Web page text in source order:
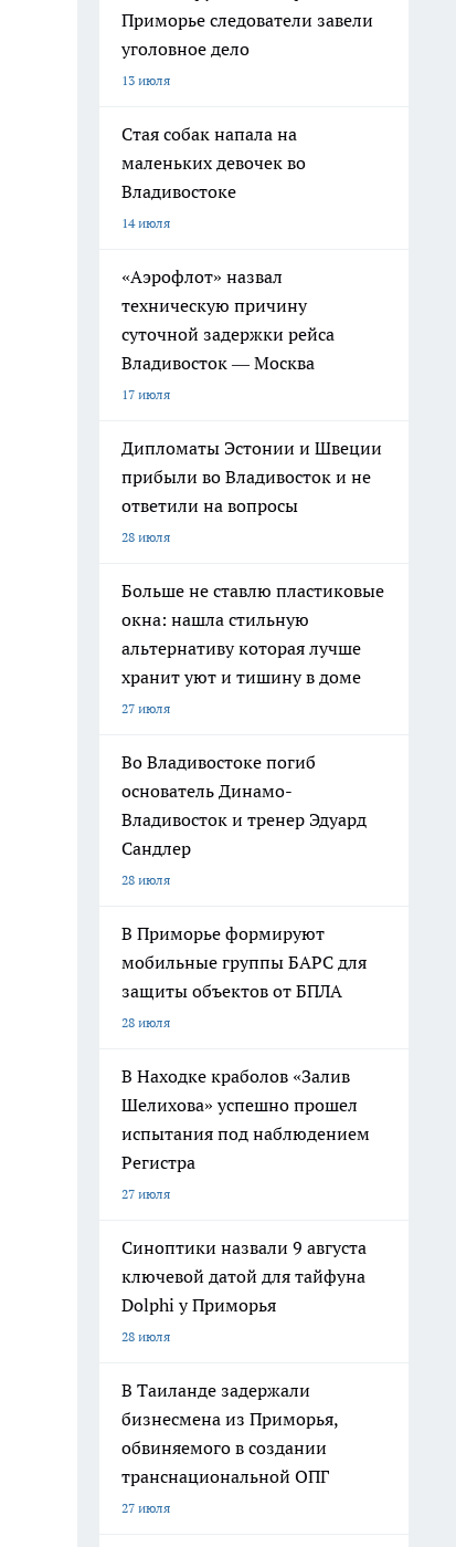
Приморье следователи завели
уголовное дело
13 июля
Стая собак напала на
маленьких девочек во
Владивостоке
14 июля
«Аэрофлот» назвал
техническую причину
суточной задержки рейса
Владивосток — Москва
17 июля
Дипломаты Эстонии и Швеции
прибыли во Владивосток и не
ответили на вопросы
28 июля
Больше не ставлю пластиковые
окна: нашла стильную
альтернативу которая лучше
хранит уют и тишину в доме
27 июля
Во Владивостоке погиб
основатель Динамо-
Владивосток и тренер Эдуард
Сандлер
28 июля
В Приморье формируют
мобильные группы БАРС для
защиты объектов от БПЛА
28 июля
В Находке краболов «Залив
Шелихова» успешно прошел
испытания под наблюдением
Регистра
27 июля
Синоптики назвали 9 августа
ключевой датой для тайфуна
Dolphi у Приморья
28 июля
В Таиланде задержали
бизнесмена из Приморья,
обвиняемого в создании
транснациональной ОПГ
27 июля